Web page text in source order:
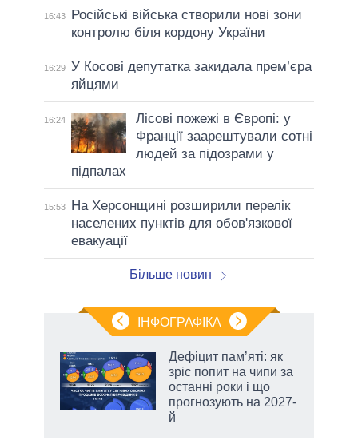
16:43
Російські війська створили нові зони
контролю біля кордону України
16:29 У Косові депутатка закидала прем’єра
яйцями
16:24
Лісові пожежі в Європі: у
Франції заарештували сотні
людей за підозрами у
підпалах
15:53
На Херсонщині розширили перелік
населених пунктів для обов'язкової
евакуації
Більше новин
ІНФОГРАФІКА
Дефіцит пам’яті: як
зріс попит на чипи за
останні роки і що
прогнозують на 2027-
й